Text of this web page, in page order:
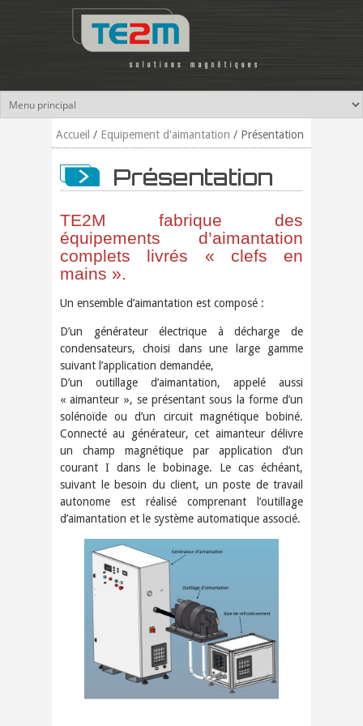
Aller au contenu principal
Accueil / Equipement d'aimantation / Présentation
Présentation
TE2M fabrique des
équipements d’aimantation
complets livrés « clefs en
mains ».
Un ensemble d’aimantation est composé :
D’un générateur électrique à décharge de
condensateurs, choisi dans une large gamme
suivant l’application demandée,
D’un outillage d’aimantation, appelé aussi
« aimanteur », se présentant sous la forme d’un
solénoïde ou d’un circuit magnétique bobiné.
Connecté au générateur, cet aimanteur délivre
un champ magnétique par application d’un
courant I dans le bobinage. Le cas échéant,
suivant le besoin du client, un poste de travail
autonome est réalisé comprenant l’outillage
d’aimantation et le système automatique associé.